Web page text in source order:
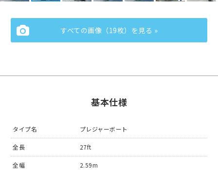
すべての画像（19枚）を見る »
基本仕様
タイプ名 プレジャーボート
全長 27ft
全幅 2.59m